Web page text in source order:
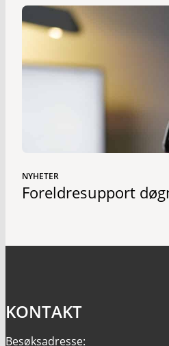
NYHETER
Foreldresupport
KONTAKT
Besøksadresse: